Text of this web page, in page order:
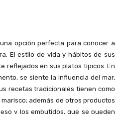
opción perfecta para conocer a
El estilo de vida y hábitos de sus
reflejados en sus platos típicos. En
se siente la influencia del mar,
recetas tradicionales tienen como
además de otros productos
y los embutidos, que se pueden